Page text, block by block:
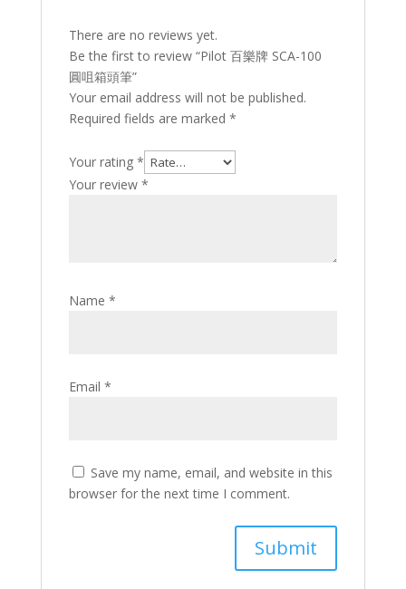
There are no reviews yet.
Be the first to review “Pilot 百樂牌 SCA-100
圓咀箱頭筆”
Your email address will not be published.
Required fields are marked *
Your rating *
Your review *
Name *
Email *
Save my name, email, and website in this
browser for the next time I comment.